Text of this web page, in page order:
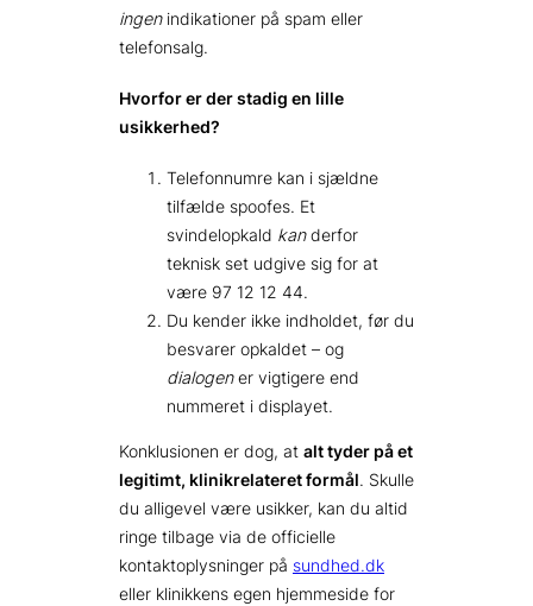
ingenindikationer på spam eller
telefonsalg.
Hvorfor er der stadig en lille
usikkerhed?
Telefonnumre kan i sjældne
tilfælde spoofes. Et
svindelopkald kanderfor
teknisk set udgive sig for at
være 97 12 12 44.
Du kender ikke indholdet, før du
besvarer opkaldet – og
dialogener vigtigere end
nummeret i displayet.
Konklusionen er dog, at alt tyder på et
legitimt, klinikrelateret formål. Skulle
du alligevel være usikker, kan du altid
ringe tilbage via de officielle
kontaktoplysninger på sundhed.dk
eller klinikkens egen hjemmeside for